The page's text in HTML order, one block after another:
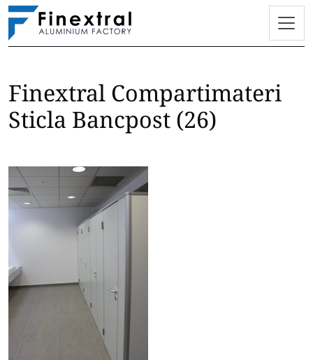
Skip
to
content
Finextral Compartimateri
Sticla Bancpost (26)